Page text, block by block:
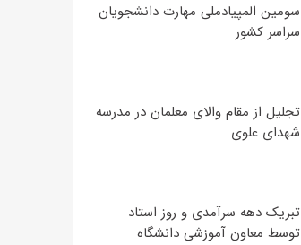
سومین المپیادملی مهارت دانشجویان
سراسر کشور
تجلیل از مقام والای معلمان در مدرسه
شهدای علوی
تبریک دهه سرآمدی و روز استاد
توسط معاون آموزشی دانشگاه